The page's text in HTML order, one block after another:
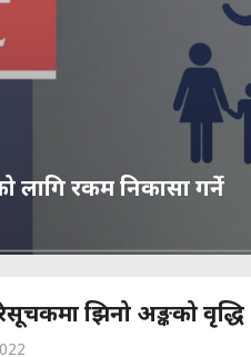
लागि रकम निकासा गर्ने
झिनो अङ्कको वृद्धि